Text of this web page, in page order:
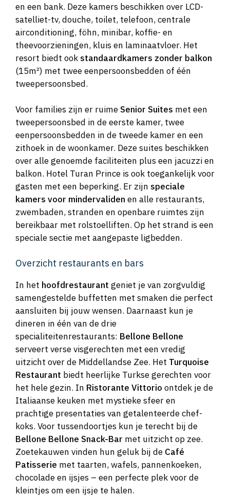
en een bank. Deze kamers beschikken over LCD-
satelliet-tv, douche, toilet, telefoon, centrale
airconditioning, föhn, minibar, koffie- en
theevoorzieningen, kluis en laminaatvloer. Het
resort biedt ook standaardkamers zonder balkon
(15m²) met twee eenpersoonsbedden of één
tweepersoonsbed.
Voor families zijn er ruimeSenior Suites met een
tweepersoonsbed in de eerste kamer, twee
eenpersoonsbedden in de tweede kamer en een
zithoek in de woonkamer. Deze suites beschikken
over alle genoemde faciliteiten plus een jacuzzi en
balkon. Hotel Turan Prince is ook toegankelijk voor
gasten met een beperking. Er zijn speciale
kamers voor mindervaliden en alle restaurants,
zwembaden, stranden en openbare ruimtes zijn
bereikbaar met rolstoelliften. Op het strand is een
speciale sectie met aangepaste ligbedden.
Overzicht restaurants en bars
In het hoofdrestaurant geniet je van zorgvuldig
samengestelde buffetten met smaken die perfect
aansluiten bij jouw wensen. Daarnaast kun je
dineren in één van de drie
specialiteitenrestaurants: Bellone Bellone
serveert verse visgerechten met een vredig
uitzicht over de Middellandse Zee. Het Turquoise
Restaurant biedt heerlijke Turkse gerechten voor
het hele gezin. In Ristorante Vittorio ontdek je de
Italiaanse keuken met mystieke sfeer en
prachtige presentaties van getalenteerde chef-
koks. Voor tussendoortjes kun je terecht bij de
Bellone Bellone Snack-Bar met uitzicht op zee.
Zoetekauwen vinden hun geluk bij de Café
Patisserie met taarten, wafels, pannenkoeken,
chocolade en ijsjes – een perfecte plek voor de
kleintjes om een ijsje te halen.